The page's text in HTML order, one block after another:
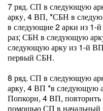
7 ряд. СП в следующую
арку, 4 ВП, *СБН в
в следующие 2 арки из 1-
раз; СБН в следующую
следующую арку из 1-й
первый СБН.
8 ряд. СП в следующую
арку, 4 ВП *в следующую
Попкорн, 4 ВП, повторить
помощью СП в начальный